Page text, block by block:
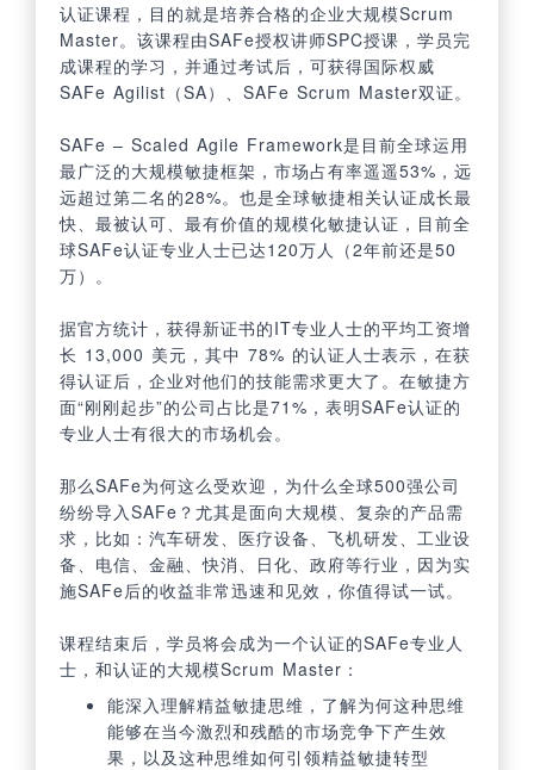
认证课程，目的就是培养合格的企业大规模Scrum
Master。该课程由SAFe授权讲师SPC授课，学员完
成课程的学习，并通过考试后，可获得国际权威
SAFe Agilist（SA）、SAFe Scrum Master双证。
SAFe – Scaled Agile Framework是目前全球运用
最广泛的大规模敏捷框架，市场占有率遥遥53%，远
远超过第二名的28%。也是全球敏捷相关认证成长最
快、最被认可、最有价值的规模化敏捷认证，目前全
球SAFe认证专业人士已达120万人（2年前还是50
万）。
据官方统计，获得新证书的IT专业人士的平均工资增
长 13,000 美元，其中 78% 的认证人士表示，在获
得认证后，企业对他们的技能需求更大了。在敏捷方
面“刚刚起步”的公司占比是71%，表明SAFe认证的
专业人士有很大的市场机会。
那么SAFe为何这么受欢迎，为什么全球500强公司
纷纷导入SAFe？尤其是面向大规模、复杂的产品需
求，比如：汽车研发、医疗设备、飞机研发、工业设
备、电信、金融、快消、日化、政府等行业，因为实
施SAFe后的收益非常迅速和见效，你值得试一试。
课程结束后，学员将会成为一个认证的SAFe专业人
士，和认证的大规模Scrum Master：
能深入理解精益敏捷思维，了解为何这种思维
能够在当今激烈和残酷的市场竞争下产生效
果，以及这种思维如何引领精益敏捷转型